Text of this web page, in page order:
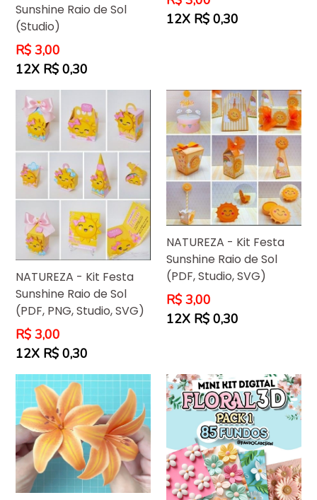
Sunshine Raio de Sol
(Studio)
Preço
normal
R$ 3,00
12X R$ 0,30
normal
12X R$ 0,30
NATUREZA - Kit Festa
Sunshine Raio de Sol
(PDF, PNG, Studio, SVG)
Preço
normal
R$ 3,00
12X R$ 0,30
NATUREZA - Kit Festa
Sunshine Raio de Sol
(PDF, Studio, SVG)
Preço
normal
R$ 3,00
12X R$ 0,30